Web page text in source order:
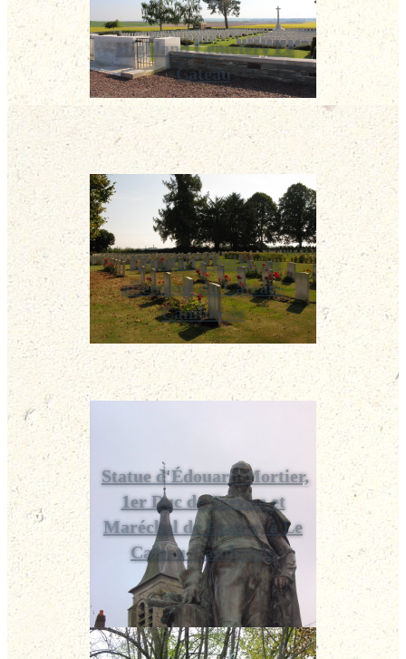
Highland Cemetery Le
Cateau
Cimetière militaire
allemand du Cateau-
Cambrésis
Statue d'Édouard Mortier,
1er Duc de Trévise et
Maréchal de France, à Le
Cateau-Cambrésis